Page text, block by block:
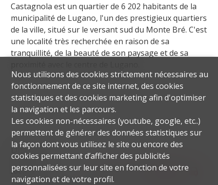
Castagnola est un quartier de 6 202 habitants de la
municipalité de Lugano, l'un des prestigieux quartiers
de la ville, situé sur le versant sud du Monte Bré. C'est
une localité très recherchée en raison de sa
tranquillité, de la beauté de son paysage et de sa
Distances
localite
Nous utilisons des cookies strictement nécessaires au
fonctionnement de ce site internet, des cookies
statistiques et des cookies marketing afin d'optimiser
la navigation et les parcours.
Les cookies non-nécessaires (youtube, google, etc..)
permettent de générer des données statistiques sur
la façon dont vous utilisez le site ou encore des
cookies permettant d’afficher des publicités
personnalisées sur leur site en fonction de votre
navigation et de votre profil.